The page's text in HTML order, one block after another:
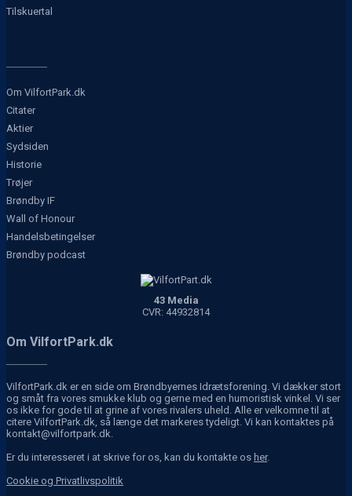
Tilskuertal
Om VilfortPark.dk
Citater
Aktier
Sydsiden
Historie
Trøjer
Brøndby IF
Wall of Honour
Handelsbetingelser
Brøndby podcast
43 Media
CVR: 44932814
Om VilfortPark.dk
VilfortPark.dk er en side om Brøndbyernes Idrætsforening. Vi dækker stort
og småt fra vores smukke klub og gerne med en humoristisk vinkel. Vi ser
os ikke for gode til at grine af vores rivalers uheld. Alle er velkomne til at
citere VilfortPark.dk, så længe det markeres tydeligt. Vi kan kontaktes på
kontakt@vilfortpark.dk.
Er du interesseret i at skrive for os, kan du kontakte os her.
Cookie og Privatlivspolitik